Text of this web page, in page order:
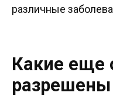
различные
Какие еще